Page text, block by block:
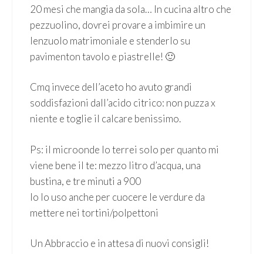
20 mesi che mangia da sola… In cucina altro che
pezzuolino, dovrei provare a imbimire un
lenzuolo matrimoniale e stenderlo su
pavimenton tavolo e piastrelle! 🙂
Cmq invece dell’aceto ho avuto grandi
soddisfazioni dall’acido citrico: non puzza x
niente e toglie il calcare benissimo.
Ps: il microonde lo terrei solo per quanto mi
viene bene il te: mezzo litro d’acqua, una
bustina, e tre minuti a 900
Io lo uso anche per cuocere le verdure da
mettere nei tortini/polpettoni
Un Abbraccio e in attesa di nuovi consigli!